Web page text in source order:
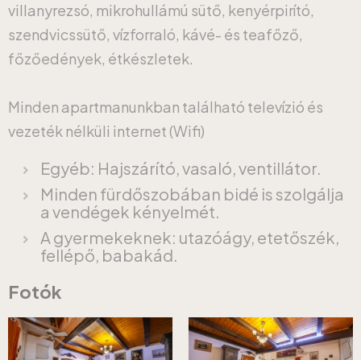
villanyrezsó, mikrohullámú sütő, kenyérpirító,
szendvicssütő, vízforraló, kávé- és teafőző,
főzőedények, étkészletek.
Minden apartmanunkban található televízió és
vezeték nélküli internet (Wifi)
Egyéb: Hajszárító, vasaló, ventillátor.
Minden fürdőszobában bidé is szolgálja
a vendégek kényelmét.
A gyermekeknek: utazóágy, etetőszék,
fellépő, babakád.
Fotók